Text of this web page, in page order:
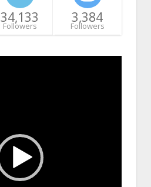
34,133
Followers
3,384
Followers